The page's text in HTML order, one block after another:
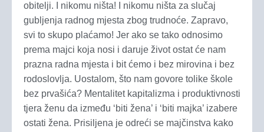
obitelji. I nikomu ništa! I nikomu ništa za slučaj
gubljenja radnog mjesta zbog trudnoće. Zapravo,
svi to skupo plaćamo! Jer ako se tako odnosimo
prema majci koja nosi i daruje život ostat će nam
prazna radna mjesta i bit ćemo i bez mirovina i bez
rodoslovlja. Uostalom, što nam govore tolike škole
bez prvašića? Mentalitet kapitalizma i produktivnosti
tjera ženu da između ‘biti žena’ i ‘biti majka’ izabere
ostati žena. Prisiljena je odreći se majčinstva kako